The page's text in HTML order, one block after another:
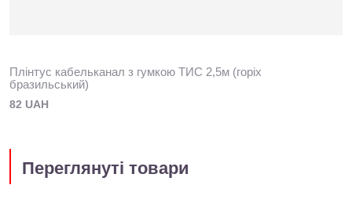
Плінтус кабельканал з гумкою ТИС 2,5м (горіх
бразильський)
82 UAH
Переглянуті товари